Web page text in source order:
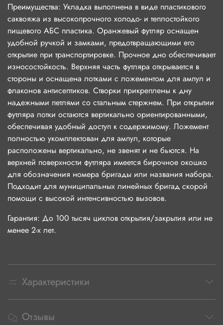
Преимущества: Укладка выполнена в виде пластикового
саквояжа из высокопрочного холодо- и теплостойкого
пищевого АБС пластика. Оранжевый футляр оснащен
удобной ручкой и замками, предотвращающими его
открытие при транспортировке. Прочное дно обеспечивает
износостойкость. Верхняя часть футляра открывается в
стороны и оснащена лотками с ложементом для ампул и
флаконов антисептиков. Створки прикреплены к дну
надежными петлями со стальным стержнем. При открытии
футляра лотки остаются вертикально ориентированными,
обеспечивая удобный доступ к содержимому. Ложемент
полностью укомплектован для ампул, которые
расположены вертикально, не звенят и не бьются. На
верхней поверхности футляра имеется бирочное окошко
для обозначения номера бригады или названия набора.
Подходит для муниципальных линейных бригад скорой
помощи с высокой интенсивностью вызовов.
Гарантия: До 100 тысяч циклов открытия/закрытия или не
менее 2-х лет.
Характеристики
Отзывы